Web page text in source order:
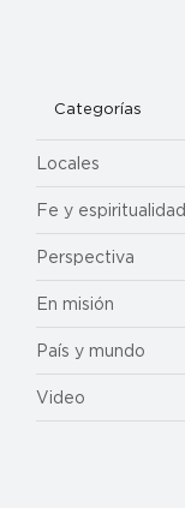
Categorías
Locales
Fe y espiritualidad
Perspectiva
En misión
País y mundo
Video